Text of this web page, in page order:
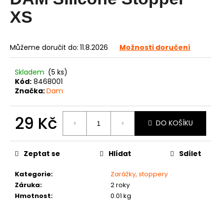
0,0
zXS
Můžeme doručit do: 11.8.2026 Možnosti doručení
Skladem (5 ks)
Kód: 8468001
Značka:Dam
29 Kč
cena:
DO KOŠÍKU
Kategorie:
Zarážky, stoppery
Záruka:
2 roky
Hmotnost:
0.01 kg
Zeptat se Hlídat Sdílet
a
j
t
HLEDAT
D
p
o